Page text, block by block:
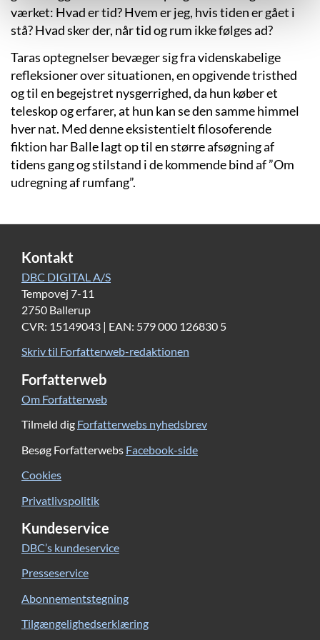
værket: Hvad er tid? Hvem er jeg, hvis tiden er gået i
stå? Hvad sker der, når tid og rum ikke følges ad?
Taras optegnelser bevæger sig fra videnskabelige
refleksioner over situationen, en opgivende tristhed
og til en begejstret nysgerrighed, da hun køber et
teleskop og erfarer, at hun kan se den samme himmel
hver nat. Med denne eksistentielt filosoferende
fiktion har Balle lagt op til en større afsøgning af
tidens gang og stilstand i de kommende bind af ”Om
udregning af rumfang”.
Kontakt
DBC DIGITAL A/S
Tempovej 7-11
2750 Ballerup
CVR: 15149043 | EAN: 579 000 126830 5
Skriv til Forfatterweb-redaktionen
Forfatterweb
Om Forfatterweb
Tilmeld dig Forfatterwebs nyhedsbrev
Besøg Forfatterwebs Facebook-side
Cookies
Privatlivspolitik
Kundeservice
DBC’s kundeservice
Presseservice
Abonnementstegning
Tilgængelighedserklæring